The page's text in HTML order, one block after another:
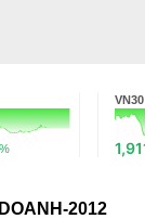
VN30
2012